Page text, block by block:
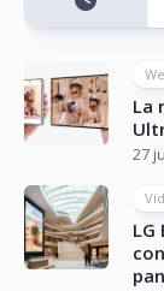
La
27